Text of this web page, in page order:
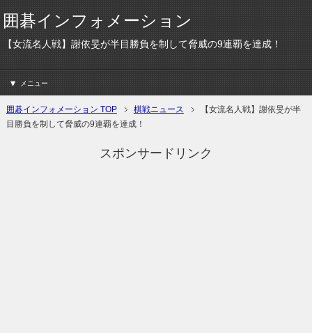
囲碁インフォメーション
【女流名人戦】謝依旻が半目勝負を制して脅威の9連覇を達成！
メニュー
囲碁インフォメーション TOP 棋戦ニュース
【女流名人戦】謝依旻が半
目勝負を制して脅威の9連覇を達成！
スポンサードリンク